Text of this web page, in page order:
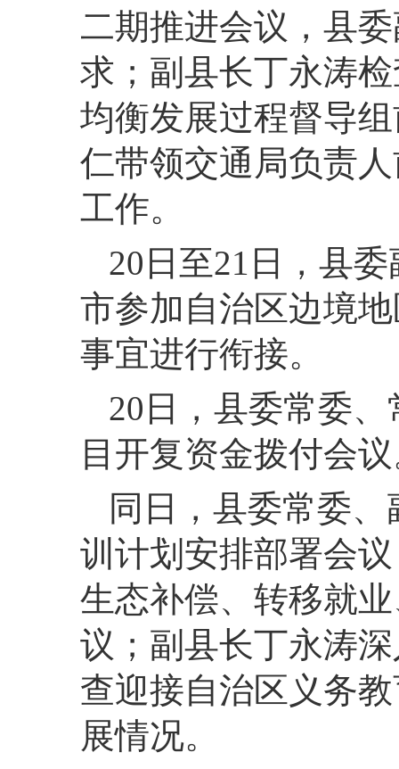
二期推进会议，县
求；副县长丁永涛
均衡发展过程督导
仁带领交通局负责
工作。
20日至21日， 县委
市参加自治区边境
事宜进行衔接。
20日， 县委常委、
目开复资金拨付会
同日， 县委常委、
训计划安排部署会
生态补偿、转移就
议；副县长丁永涛
查迎接自治区义务
展情况。